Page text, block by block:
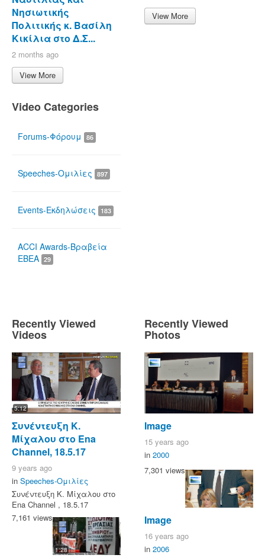
Νησιωτικής
Πολιτικής κ. Βασίλη
Κικίλια στο Δ.Σ...
2 months ago
View More
Video Categories
Forums-Φόρουμ 86
Speeches-Ομιλίες 897
Events-Εκδηλώσεις 183
ACCI Awards-Βραβεία
ΕΒΕΑ 29
View More
Recently Viewed
Videos
5:12
Συνέντευξη Κ.
Μίχαλου στο Ena
Channel, 18.5.17
9 years ago
in Speeches-Ομιλίες
Συνέντευξη Κ. Μίχαλου στο
Ena Channel , 18.5.17
7,161 views
1:28
Recently Viewed
Photos
Image
15 years ago
in 2000
7,301 views
Image
16 years ago
in 2006